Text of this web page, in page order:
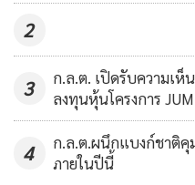
ครั้งในไตรมาสนี้ จนเป็นอัตรา
การปรับอัตราดอกเบี้ยทำให้เ
แกนคาดว่าดัชนีราคาผู้บริโภ
66 จาก 6.3% ในปี 65 นายอ
"ต้นทุนด้านราคาที่ต่ำลงคาดว่
2
3
ก.ล.ต. เปิดรับความเ
ลงทุนหุ้นโครงการ
4
ก.ล.ต.ผนึกแบงก์ชาติ
ภายในปีนี้